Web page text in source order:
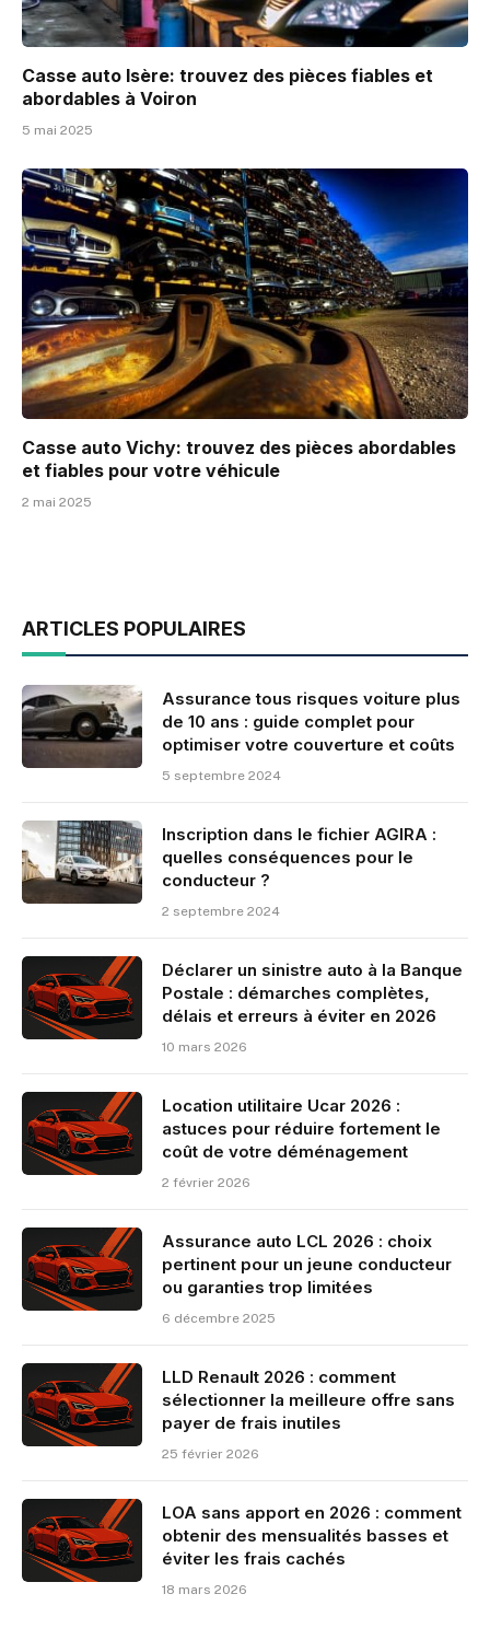
Casse auto Isère: trouvez des pièces fiables et
abordables à Voiron
5 mai 2025
Casse auto Vichy: trouvez des pièces abordables
et fiables pour votre véhicule
2 mai 2025
ARTICLES POPULAIRES
Assurance tous risques voiture plus
de 10 ans : guide complet pour
optimiser votre couverture et coûts
5 septembre 2024
Inscription dans le fichier AGIRA :
quelles conséquences pour le
conducteur ?
2 septembre 2024
Déclarer un sinistre auto à la Banque
Postale : démarches complètes,
délais et erreurs à éviter en 2026
10 mars 2026
Location utilitaire Ucar 2026 :
astuces pour réduire fortement le
coût de votre déménagement
2 février 2026
Assurance auto LCL 2026 : choix
pertinent pour un jeune conducteur
ou garanties trop limitées
6 décembre 2025
LLD Renault 2026 : comment
sélectionner la meilleure offre sans
payer de frais inutiles
25 février 2026
LOA sans apport en 2026 : comment
obtenir des mensualités basses et
éviter les frais cachés
18 mars 2026